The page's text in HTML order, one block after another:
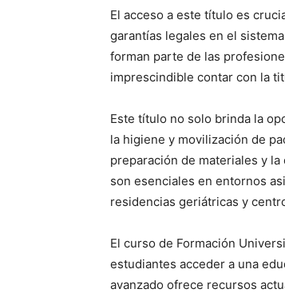
El acceso a este título es
garantías legales en el
forman parte de las
imprescindible contar con la
Este título no solo brinda la
la higiene y movilización de
preparación de materiales y
son esenciales en entornos
residencias geriátricas y
El curso de Formación
estudiantes acceder a una
avanzado ofrece recursos